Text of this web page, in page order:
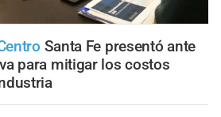
Santa Fe presentó ante
para mitigar los costos